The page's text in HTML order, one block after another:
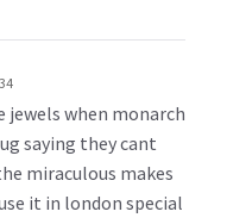
when monarch
saying they cant
miraculous makes
it in london special